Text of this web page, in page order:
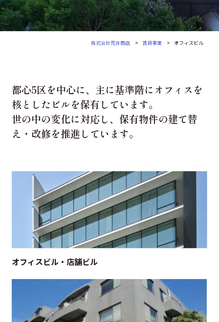
企業理念・事業案内
会社概要
サステナビリティ
お知らせ
ニュースリリース
インフォメーション
採用情報
お問い合わせ
プライバシーポリシー
反社会的勢力対応方針
セコムグループのカスタマーハラスメントに対する基本
株式会社荒井商店 賃貸事業 オフィスビル
都心5区を中心に、主に基準階にオフィスを
核としたビルを保有しています。
世の中の変化に対応し、保有物件の建て替
え・改修を推進しています。
オフィスビル・店舗ビル